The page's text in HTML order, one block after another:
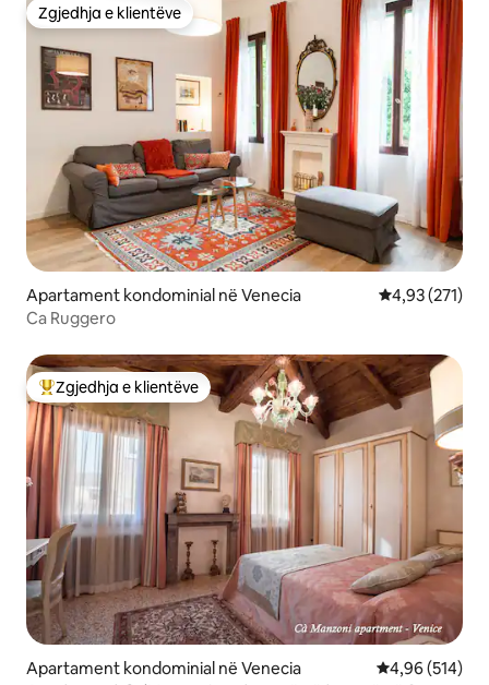
Zgjedhja e klientëve
Zgjedhja e klientëve
Apartament kondominial në Venecia Vlerësimi
4,93 (271)
Ca Ruggero
Më të mirat e zgjedhjeve të klientëve
Zgjedhja e klientëve
Apartament kondominial në Venecia Vlerësimi
4,96 (514)